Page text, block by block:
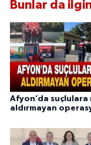
Bunlar da
Afyon’da suçlulara
aldırmayan